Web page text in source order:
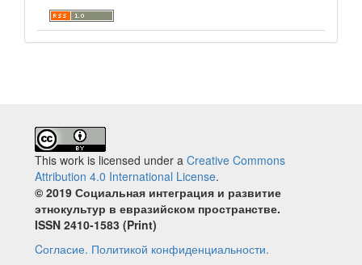
This work is licensed under a Creative Commons
Attribution 4.0 International License.
© 2019 Социальная интеграция и развитие
этнокультур в евразийском пространстве.
ISSN 2410‐1583 (Print)
Cогласие. Политикой конфиденциальности.